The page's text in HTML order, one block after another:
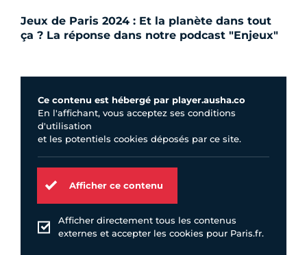
Jeux de Paris 2024 : Et la planète dans tout
ça ? La réponse dans notre podcast "Enjeux"
Ce contenu est hébergé par player.ausha.co
En l'affichant, vous acceptez ses conditions
d'utilisation
et les potentiels cookies déposés par ce site.
Afficher ce contenu
Afficher directement tous les contenus
externes et accepter les cookies pour Paris.fr.